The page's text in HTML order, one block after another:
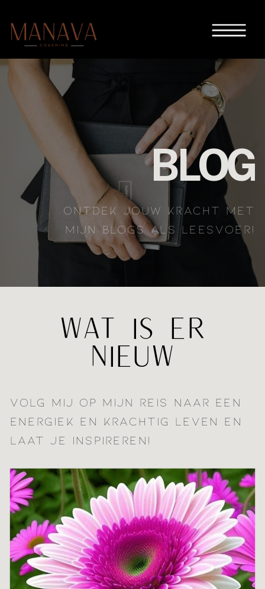
BLOG
ONTDEK JOUW KRACHT MET
MIJN BLOGS ALS LEESVOER!
VOLG MIJ OP MIJN REIS NAAR EEN
ENERGIEK EN KRACHTIG LEVEN EN
LAAT JE INSPIREREN!
WAT IS ER
NIEUW